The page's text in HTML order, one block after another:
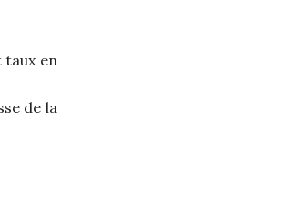
taux en
de la